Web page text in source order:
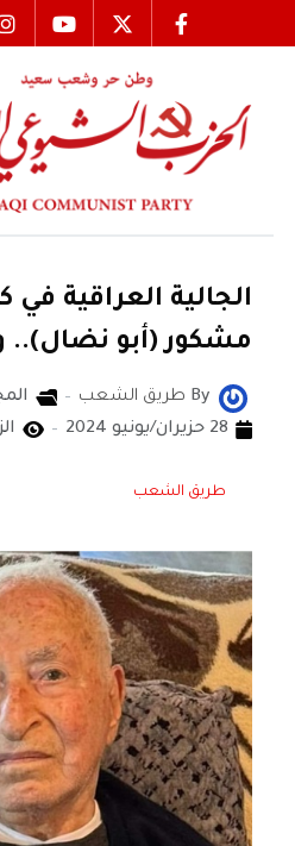
الجالية العراقية في
مشكور (أبو نضال)..
By طريق الشعب
28 حزيران/يونيو 2024
طريق الشعب